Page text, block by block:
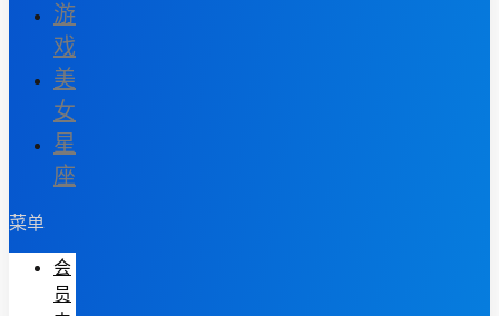
游
戏
美
女
星
座
菜单
会
员